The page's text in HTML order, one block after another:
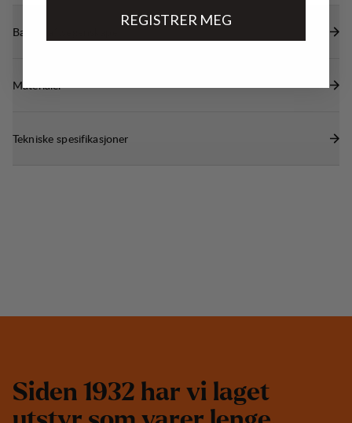
Bærekraftsegenskaper
Materialer
Tekniske spesifikasjoner
Siden 1932 har vi laget
REGISTRER MEG